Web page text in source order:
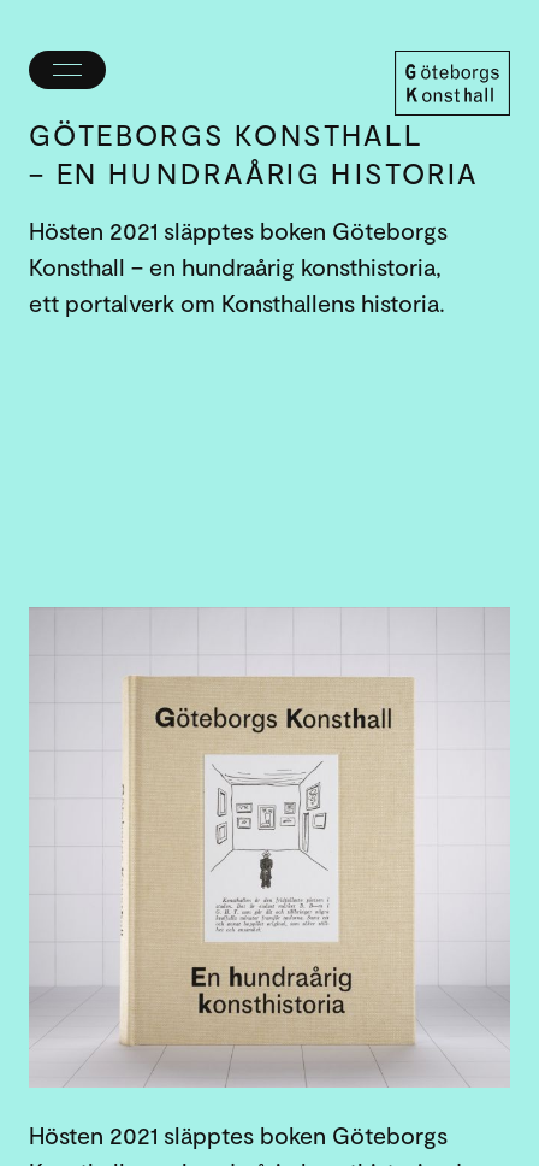
Öppna/stäng
Göteborgs
Konsthall
GÖTEBORGS KONSTHALL
– EN HUNDRAÅRIG HISTORIA
Hösten 2021 släpptes boken Göteborgs
Konsthall – en hundraårig konsthistoria,
ett portalverk om Konsthallens historia.
Hösten 2021 släpptes boken Göteborgs